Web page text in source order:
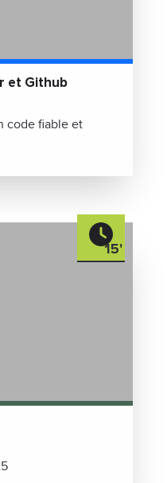
et Github
code fiable et
15'